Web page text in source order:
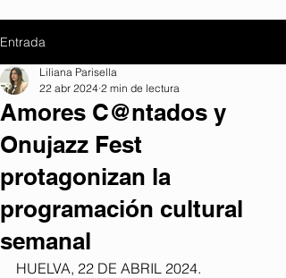
Entrada
Amores C@ntados y
Onujazz Fest
protagonizan la
programación cultural
semanal
Liliana Parisella
22 abr 2024 2 min de lectura
HUELVA, 22 DE ABRIL 2024.